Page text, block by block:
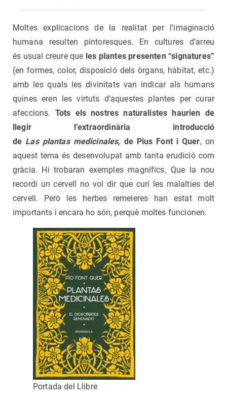
Moltes explicacions de la realitat per l'imaginació
humana resulten pintoresques. En cultures d’arreu
és usual creure que les plantes presenten “signatures”
(en formes, color, disposició dels òrgans, hàbitat, etc.)
amb les quals les divinitats van indicar als humans
quines eren les virtuts d’aquestes plantes per curar
afeccions. Tots els nostres naturalistes haurien de
llegir l’extraordinària introducció
de Las plantas medicinales, de Pius Font i Quer, on
aquest tema és desenvolupat amb tanta erudició com
gràcia. Hi trobaran exemples magnífics. Que la nou
recordi un cervell no vol dir que curi les malalties del
cervell. Però les herbes remeieres han estat molt
importants i encara ho són, perquè moltes funcionen.
Portada del Llibre